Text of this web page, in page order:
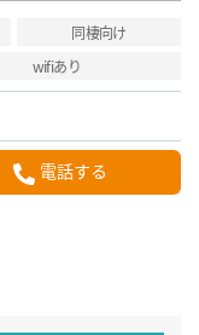
同棲向け
wifiあり
電話する